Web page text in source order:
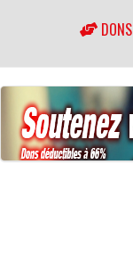
DONS